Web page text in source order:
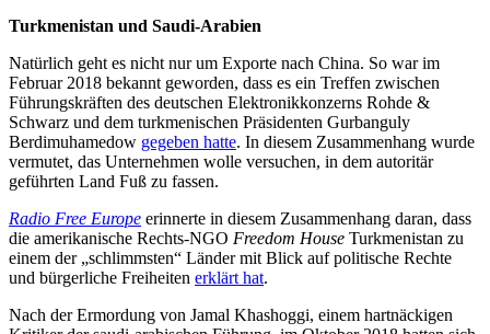
Turkmenistan und Saudi-Arabien
Natürlich geht es nicht nur um Exporte nach China. So war im
Februar 2018 bekannt geworden, dass es ein Treffen zwischen
Führungskräften des deutschen Elektronikkonzerns Rohde &
Schwarz und dem turkmenischen Präsidenten Gurbanguly
Berdimuhamedow gegeben hatte. In diesem Zusammenhang wurde
vermutet, das Unternehmen wolle versuchen, in dem autoritär
geführten Land Fuß zu fassen.
Radio Free Europe erinnerte in diesem Zusammenhang daran, dass
die amerikanische Rechts-NGO Freedom House Turkmenistan zu
einem der „schlimmsten“ Länder mit Blick auf politische Rechte
und bürgerliche Freiheiten erklärt hat.
Nach der Ermordung von Jamal Khashoggi, einem hartnäckigen